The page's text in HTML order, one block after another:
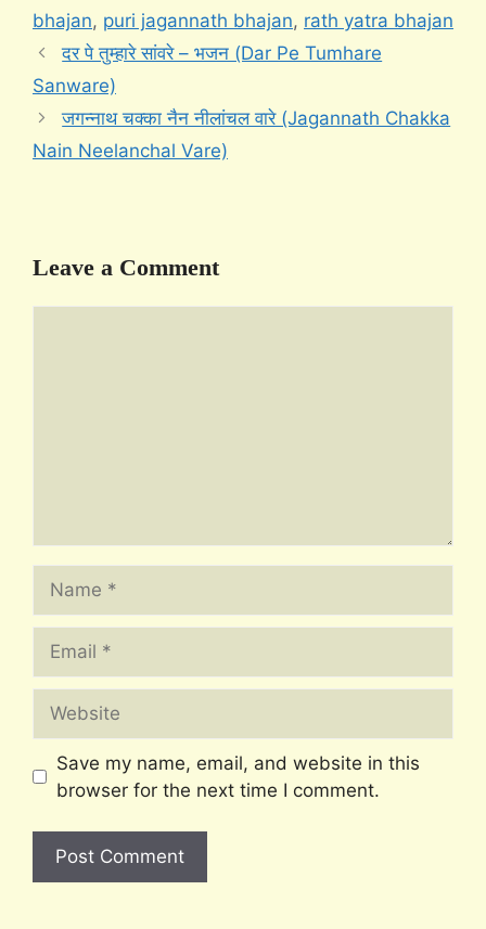
bhajan, puri jagannath bhajan, rath yatra bhajan
दर पे तुम्हारे सांवरे – भजन (Dar Pe Tumhare
Sanware)
जगन्नाथ चक्का नैन नीलांचल वारे (Jagannath Chakka
Nain Neelanchal Vare)
Leave a Comment
Save my name, email, and website in this
browser for the next time I comment.